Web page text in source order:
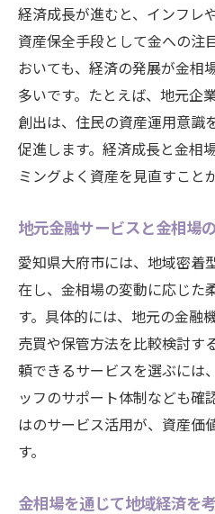
経済成長が進むと、インフレ
資産保全手段として金への注
おいても、経済の発展が金相
多いです。たとえば、地元企
創出は、住民の資産運用意識
促進します。経済成長と金相
ミングよく資産を見直すこと
地元金融サービスと金相場
愛知県大府市には、地域密着
在し、金相場の変動に応じた
す。具体的には、地元の金融
売買や保管方法を比較検討す
頼できるサービスを選ぶには
ッフのサポート体制なども確
はのサービス活用が、資産価
す。
金相場を通じて地域経済を